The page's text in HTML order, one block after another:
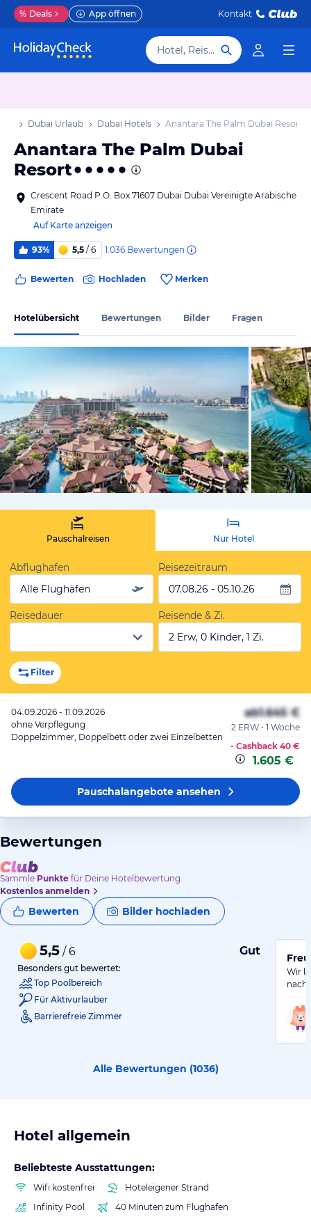
% Deals App öffnen Kontakt
Hotel, Reiseziel
Dubai Urlaub Dubai Hotels Anantara The Palm Dubai Resort
Anantara The Palm Dubai
Resort
Crescent Road P.O. Box 71607 Dubai Dubai Vereinigte Arabische
Emirate
Auf Karte anzeigen
93% 5,5 / 6 1.036 Bewertungen
Bewerten Hochladen Merken
Hotelübersicht Bewertungen Bilder Fragen
vom
Pauschalreisen Nur Hotel
Abflughafen
Alle Flughäfen
Reisezeitraum
07.08.26 - 05.10.26
Reisedauer
Reisende & Zi.
2 Erw, 0 Kinder, 1 Zi.
Filter
04.09.2026 - 11.09.2026
ohne Verpflegung
Doppelzimmer, Doppelbett oder zwei Einzelbetten
ab1.645 €
2 ERW • 1 Woche
- Cashback 40 €
1.605 €
Pauschalangeboteansehen
Bewertungen
Sammle Punkte für Deine Hotelbewertung.
Kostenlos anmelden
Bewerten Bilder hochladen
5,5 / 6 Gut
Besonders gut bewertet:
Top Poolbereich
Für Aktivurlauber
Barrierefreie Zimmer
Wir
Alle Bewertungen (1036)
Hotel allgemein
Beliebteste Ausstattungen:
Wifi kostenfrei
Hoteleigener Strand
Infinity Pool
40 Minuten zum Flughafen